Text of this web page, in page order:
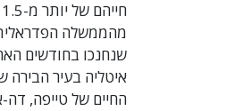
שנחנכו בחודשים
איטליה בעיר הבירה
החיים של טייפה,